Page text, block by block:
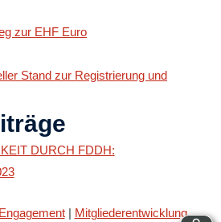
zur EHF Euro
Stand zur Registrierung und
| Mitgliederentwicklung